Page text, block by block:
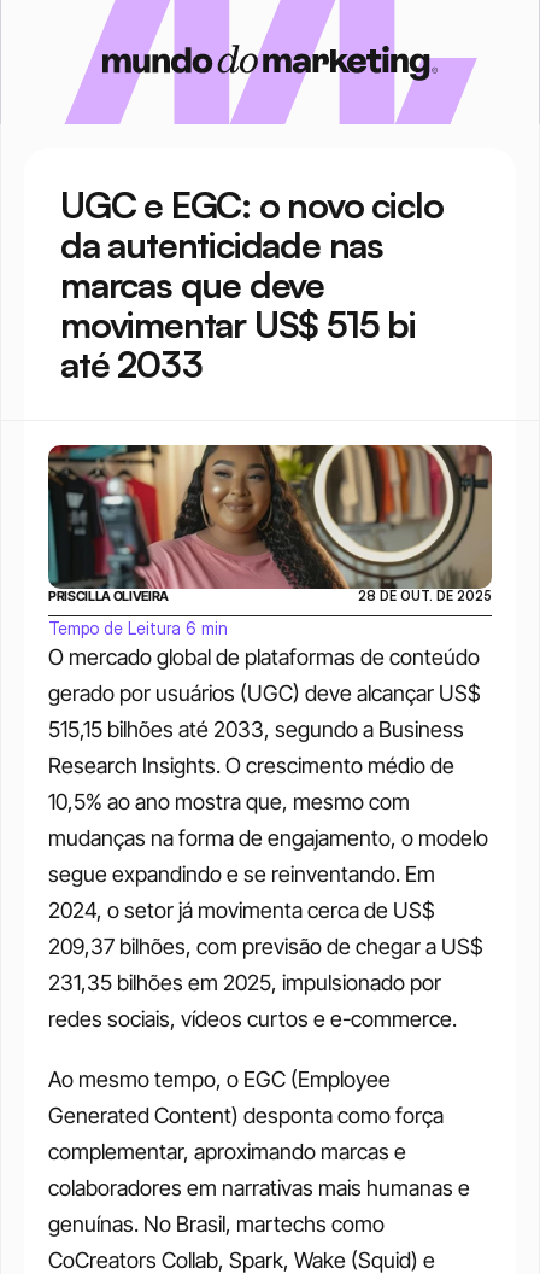
UGC e EGC: o novo ciclo
da autenticidade nas
marcas que deve
movimentar US$ 515 bi
até 2033
O mercado global de plataformas de conteúdo
gerado por usuários (UGC) deve alcançar US$
515,15 bilhões até 2033, segundo a Business
Research Insights. O crescimento médio de
10,5% ao ano mostra que, mesmo com
mudanças na forma de engajamento, o modelo
segue expandindo e se reinventando. Em
2024, o setor já movimenta cerca de US$
209,37 bilhões, com previsão de chegar a US$
231,35 bilhões em 2025, impulsionado por
redes sociais, vídeos curtos e e-commerce.
Ao mesmo tempo, o EGC (Employee
Generated Content) desponta como força
complementar, aproximando marcas e
colaboradores em narrativas mais humanas e
genuínas. No Brasil, martechs como
CoCreators Collab, Spark, Wake (Squid) e
PRISCILLA OLIVEIRA 28 DE OUT. DE 2025
Tempo de Leitura 6 min